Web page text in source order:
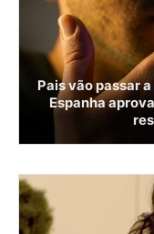
Pais vão passar
Espanha